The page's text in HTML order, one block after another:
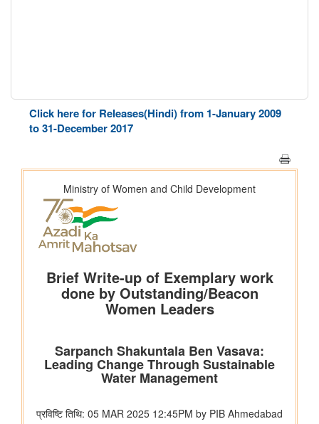
Click here for Releases(Hindi) from 1-January 2009
to 31-December 2017